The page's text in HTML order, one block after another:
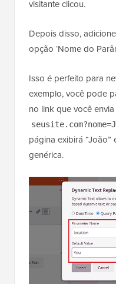
visitante clicou.
Depois disso,
opção ‘Nome do
Isso é perfeito para
exemplo, você pode
no link que você
página exibirá
genérica.